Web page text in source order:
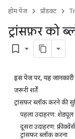
होम पेज प्रॉडक्ट
ट्रांसफ़र को
bookmark_border
इस पेज पर, यह
ज़रूरी शर्तें
ट्रांसफ़र ब्लॉक करने की
पहला उदाहरण: शेड्यूल
दूसरा उदाहरण:
ट्रांसफ़र ब्लॉक करना